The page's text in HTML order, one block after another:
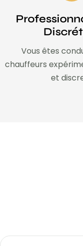
Vous êtes
chauffeurs
et